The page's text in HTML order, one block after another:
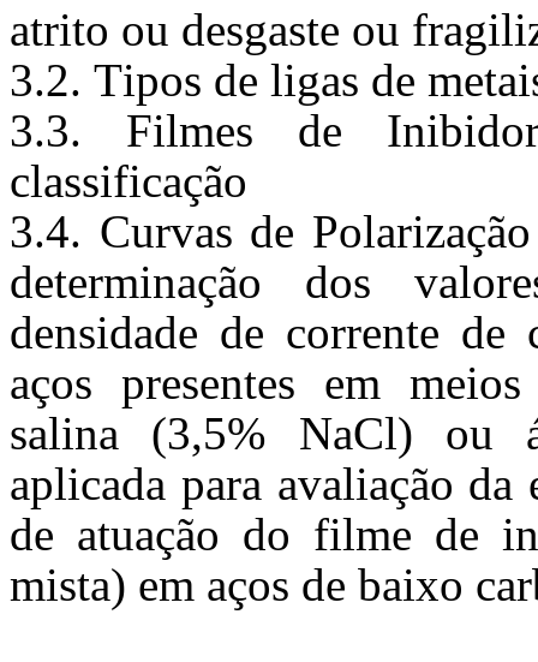
atrito ou desgaste ou
3.2. Tipos de ligas de
3.3. Filmes de
classificação
3.4. Curvas de
determinação dos
densidade de corrente
aços presentes em
salina (3,5% NaCl) ou
aplicada para avaliação
de atuação do filme de
mista) em aços de baixo